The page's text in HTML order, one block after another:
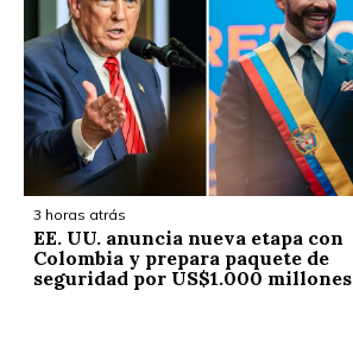
3 horas atrás
EE. UU. anuncia nueva etapa con
Colombia y prepara paquete de
seguridad por US$1.000 millones